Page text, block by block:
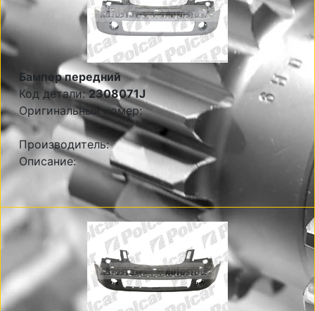
Бампер передний
Код детали:2308071J
Оригинальный номер:
Производитель:
Описание: